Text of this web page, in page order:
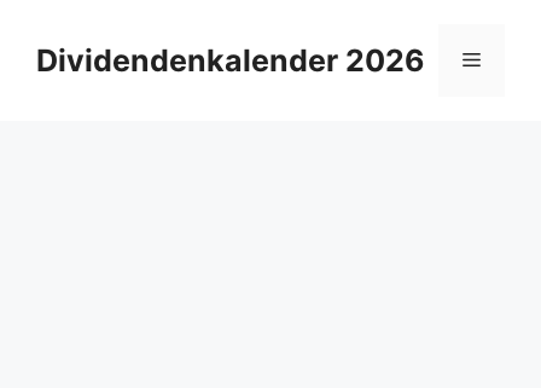
Inhalt
springenDividendenkalender 2026 Menü